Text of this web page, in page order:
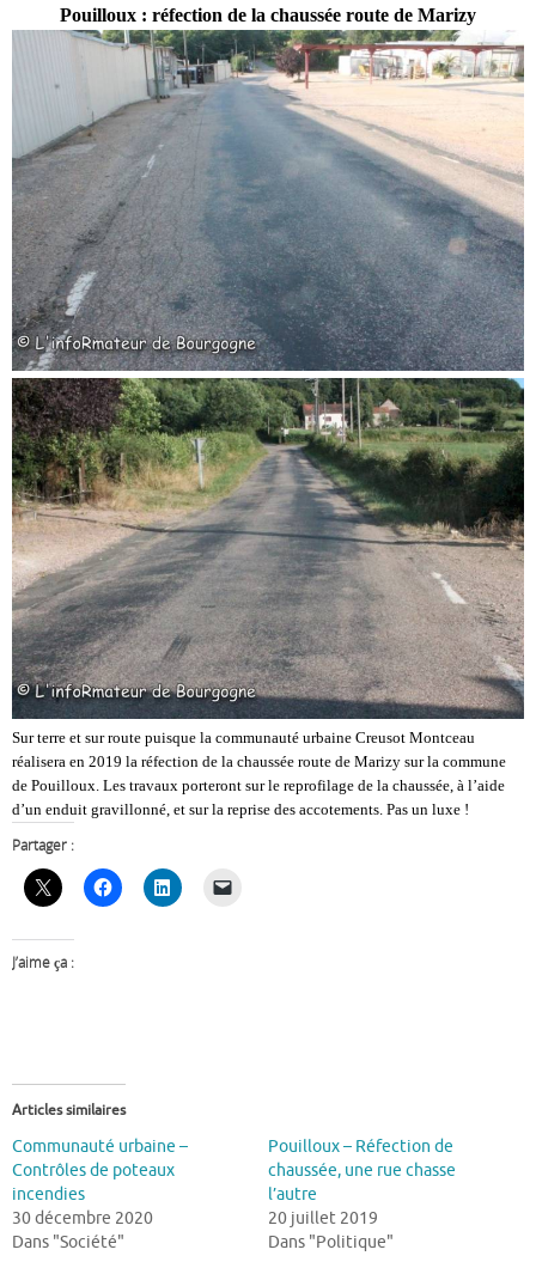
Pouilloux : réfection de la chaussée route de Marizy
Sur terre et sur route puisque la communauté urbaine Creusot Montceau
réalisera en 2019 la réfection de la chaussée route de Marizy sur la commune
de Pouilloux. Les travaux porteront sur le reprofilage de la chaussée, à l’aide
d’un enduit gravillonné, et sur la reprise des accotements. Pas un luxe !
Partager :
J’aime ça :
Articles similaires
Communauté urbaine –
Contrôles de poteaux
incendies
30 décembre 2020
Dans "Société"
Pouilloux – Réfection de
chaussée, une rue chasse
l’autre
20 juillet 2019
Dans "Politique"